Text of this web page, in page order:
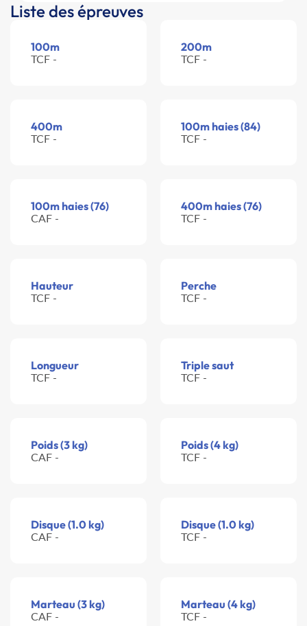
Liste des épreuves
100m
TCF -
200m
TCF -
400m
TCF -
100m haies (84)
TCF -
100m haies (76)
CAF -
400m haies (76)
TCF -
Hauteur
TCF -
Perche
TCF -
Longueur
TCF -
Triple saut
TCF -
Poids (3 kg)
CAF -
Poids (4 kg)
TCF -
Disque (1.0 kg)
CAF -
Disque (1.0 kg)
TCF -
Marteau (3 kg)
CAF -
Marteau (4 kg)
TCF -